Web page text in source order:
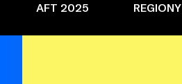
AFT 2025 REGIONY